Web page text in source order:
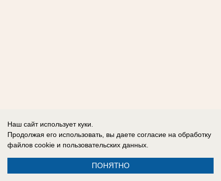
Наш сайт использует куки.
Продолжая его использовать, вы даете согласие на обработку
файлов cookie и пользовательских данных.
ПОНЯТНО